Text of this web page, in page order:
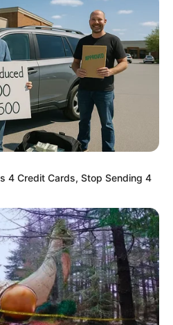
Viagra - Here's The Aisle
4 Credit Cards, Stop Sending 4